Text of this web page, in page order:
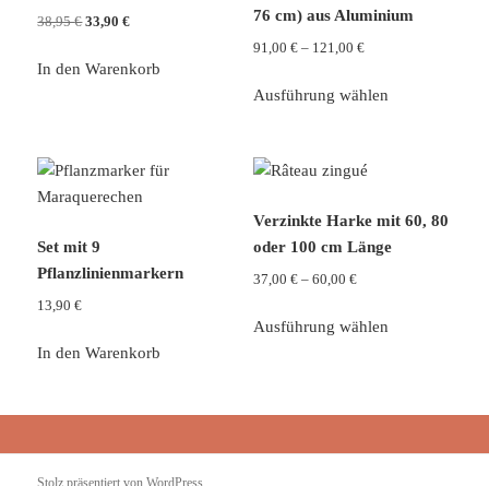
38,95€Ursprünglicher
war:
33,90€Aktueller
ist:
In den Warenkorb
76 cm) aus Aluminium
91,00 € – 121,00 €Preisspanne:
bis
Ausführung wählenProdukt
werden
Set mit 9
Pflanzlinienmarkern
13,90€
In den Warenkorb
Verzinkte Harke mit 60, 80
oder 100 cm Länge
37,00 € – 60,00 €Preisspanne:
bis
Ausführung wählenProdukt
Varianten
Stolz präsentiert von WordPress